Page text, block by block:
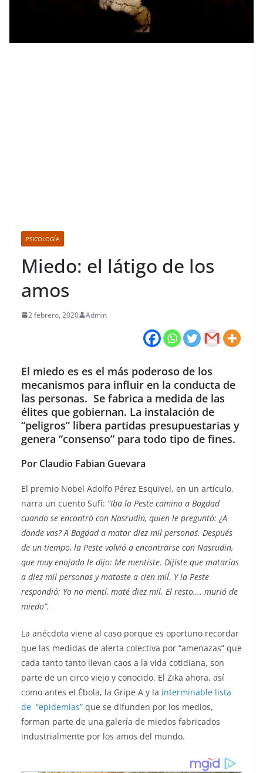
PSICOLOGÍA
Miedo: el látigo de los
amos
2 febrero, 2020 Admin
El miedo es es el más poderoso de los
mecanismos para influir en la conducta de
las personas. Se fabrica a medida de las
élites que gobiernan. La instalación de
“peligros” libera partidas presupuestarias y
genera “consenso” para todo tipo de fines.
Por Claudio Fabian Guevara
El premio Nobel Adolfo Pérez Esquivel, en un artículo,
narra un cuento Sufí: “Iba la Peste camino a Bagdad
cuando se encontró con Nasrudin, quien le preguntó: ¿A
donde vas? ´A Bagdad a matar diez mil personas´. Después
de un tiempo, la Peste volvió a encontrarse con Nasrudin,
que muy enojado le dijo: ´Me mentiste. Dijiste que matarías
a diez mil personas y mataste a cien mil´. Y la Peste
respondió: ´Yo no mentí, maté diez mil. El resto…. murió de
miedo”.
La anécdota viene al caso porque es oportuno recordar
que las medidas de alerta colectiva por “amenazas” que
cada tanto tanto llevan caos a la vida cotidiana, son
parte de un circo viejo y conocido. El Zika ahora, así
como antes el Ébola, la Gripe A y la interminable lista
de “epidemias” que se difunden por los medios,
forman parte de una galería de miedos fabricados
industrialmente por los amos del mundo.